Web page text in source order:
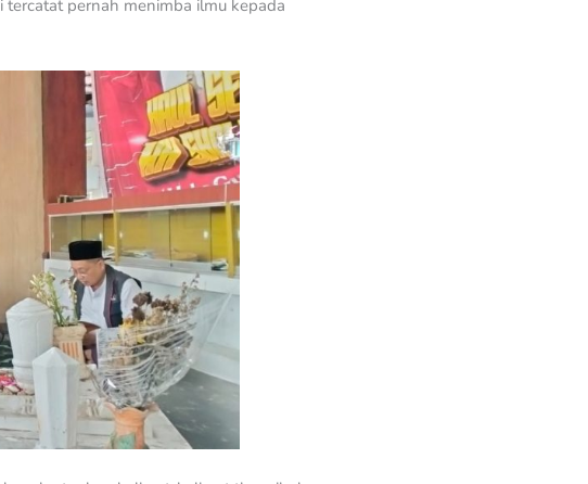
pernah menimba ilmu kepada